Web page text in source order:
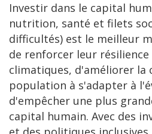
Investir dans le capital
nutrition, santé et filets
difficultés) est le meilleur
de renforcer leur résilience
climatiques, d'améliorer la
population à s'adapter à
d'empêcher une plus
capital humain. Avec des